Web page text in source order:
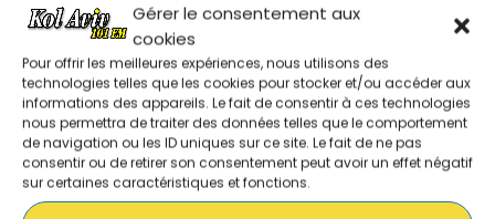
Gérer le consentement aux
cookies
Pour offrir les meilleures expériences, nous utilisons des
technologies telles que les cookies pour stocker et/ou accéder aux
informations des appareils. Le fait de consentir à ces technologies
nous permettra de traiter des données telles que le comportement
de navigation ou les ID uniques sur ce site. Le fait de ne pas
consentir ou de retirer son consentement peut avoir un effet négatif
sur certaines caractéristiques et fonctions.
MUSIQUE CHABBATIQUE
09:00 - 12:00
MUSIQUE CHABBATIQUE
12:00 - 14:00
AU PLAISIR DE LIRE 30 10 24
AU PLAISIR DE LIRE 10 10 24